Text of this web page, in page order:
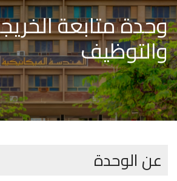
وحدة متابعة
والتوظيف
عن الوحدة